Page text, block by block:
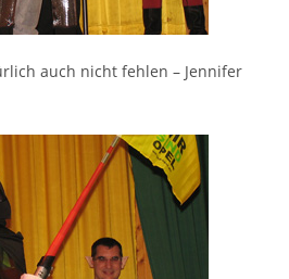
auch nicht fehlen – Jennifer